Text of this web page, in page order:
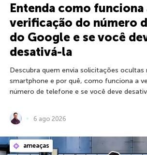
Entenda como funciona
verificação do número
do Google e se você
desativá-la
Descubra quem envia solicitações ocultas
smartphone e por quê, como funciona a
número de telefone e se você deve
6 ago 2026
ameaças